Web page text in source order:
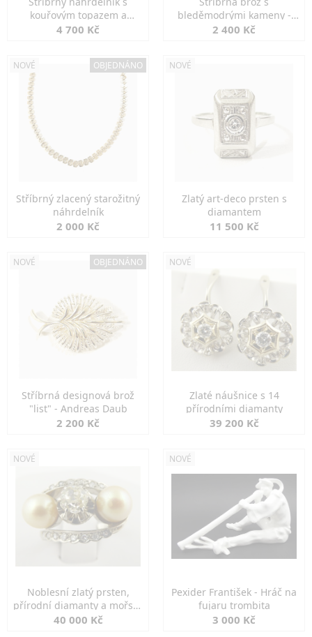
kouřovým topazem a
markazity
4 700 Kč
bleděmodrými kameny -
jemná elegance
2 400 Kč
NOVÉ OBJEDNÁNO
Stříbrný zlacený starožitný
náhrdelník
2 000 Kč
NOVÉ
Zlatý art-deco prsten s
diamantem
11 500 Kč
NOVÉ OBJEDNÁNO
Stříbrná designová brož
"list" - Andreas Daub
2 200 Kč
NOVÉ
Zlaté náušnice s 14
přírodními diamanty
39 200 Kč
NOVÉ
Noblesní zlatý prsten,
přírodní diamanty a mořské
perly
40 000 Kč
NOVÉ
Pexider František - Hráč na
fujaru trombita
3 000 Kč